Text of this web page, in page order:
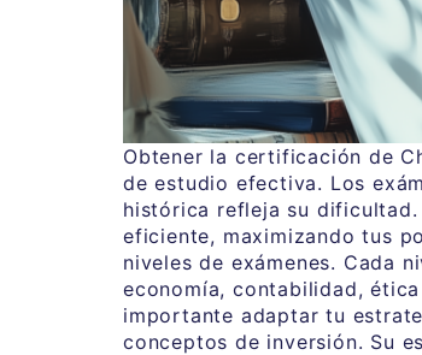
Obtener la certificación de
de estudio efectiva. Los
histórica refleja su dificultad.
eficiente, maximizando tus
niveles de exámenes. Cada
economía, contabilidad,
importante adaptar tu
conceptos de inversión. Su